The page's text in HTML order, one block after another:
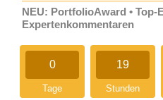
NEU: PortfolioAward • Top-
Expertenkommentaren
0
Tage
19
Stunden